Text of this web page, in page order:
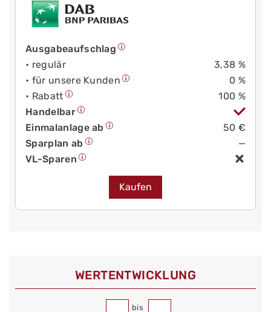
Ausgabeaufschlag
• regulär
3,38 %
• für unsere Kunden
0 %
• Rabatt
100 %
Handelbar
Einmalanlage ab
50 €
Sparplan ab
—
VL-Sparen
Kaufen
WERT­ENTWICKLUNG
bis